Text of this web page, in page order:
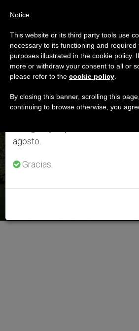
DÍA
Junio 10th,
ÚLTIMAS NOTICIAS
Crónicas Vaticanas: Vaticano, capital
Francisco y el picnic en sus jardines
JUN 10, 2024 00:20
Aviso importante
Del 27 de julio al 7 de agosto
anual, aprovechando que en el
se generan menos informaciones
agosto.
Gracias.
Notice
This website or its third party tools use
necessary to its functioning and required
purposes illustrated in the cookie policy.
more or withdraw your consent to all or
please refer to the cookie policy
By closing this banner, scrolling this
continuing to browse otherwise, you